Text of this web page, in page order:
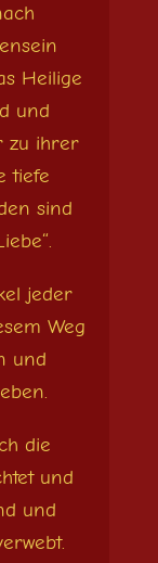
Heilige
und
zu ihrer
tiefe
sind
jeder
Weg
und
die
und
und